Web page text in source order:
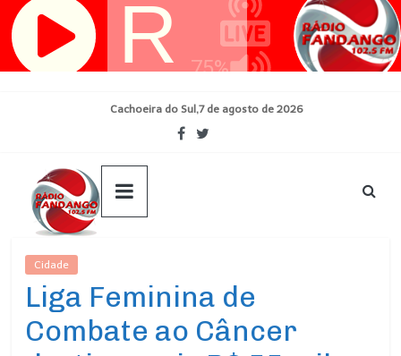
Pular
para
Cachoeira do Sul,7 de agosto de 2026
Cidade
Liga Feminina de
Combate ao Câncer